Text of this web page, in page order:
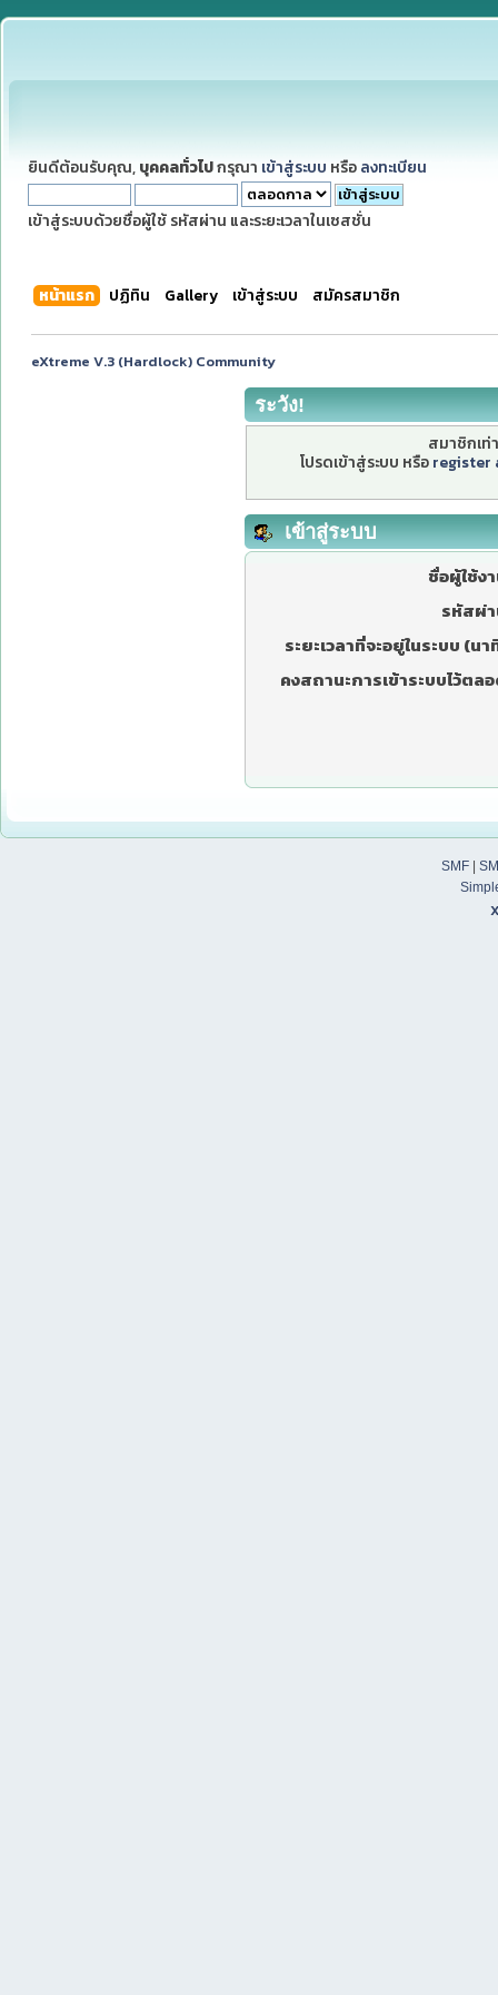
ยินดีต้อนรับคุณ, บุคคลทั่วไปกรุณา เข้าสู่ระบบ หรือ ลงทะเบียน
เข้าสู่ระบบด้วยชื่อผู้ใช้ รหัสผ่าน และระยะเวลาในเซสชั่น
หน้าแรก ปฏิทิน Gallery เข้าสู่ระบบ สมัครสมาชิก
eXtreme V.3 (Hardlock) Community
ระวัง!
สมาชิกเท่
โปรดเข้าสู่ระบบ หรือ register
เข้าสู่ระบบ
ชื่อผู้ใช้ง
รหัสผ่
ระยะเวลาที่จะอยู่ในระบบ (นา
คงสถานะการเข้าระบบไว้ตล
SMF|